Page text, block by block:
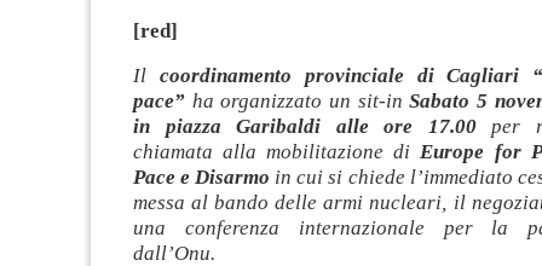
[red]
Il coordinamento provinciale di Cagliari
pace” ha organizzato un sit-inSabato 5
in piazza Garibaldi alle ore 17.00per
chiamata alla mobilitazione di Europe for
Pace e Disarmo in cui si chiede l’immediato
messa al bando delle armi nucleari, il
una conferenza internazionale per la
dall’Onu.